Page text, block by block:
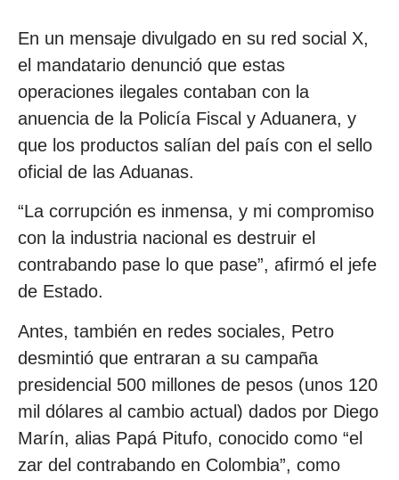
En un mensaje divulgado en su red social X,
el mandatario denunció que estas
operaciones ilegales contaban con la
anuencia de la Policía Fiscal y Aduanera, y
que los productos salían del país con el sello
oficial de las Aduanas.
“La corrupción es inmensa, y mi compromiso
con la industria nacional es destruir el
contrabando pase lo que pase”, afirmó el jefe
de Estado.
Antes, también en redes sociales, Petro
desmintió que entraran a su campaña
presidencial 500 millones de pesos (unos 120
mil dólares al cambio actual) dados por Diego
Marín, alias Papá Pitufo, conocido como “el
zar del contrabando en Colombia”, como